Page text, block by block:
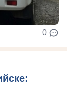
0